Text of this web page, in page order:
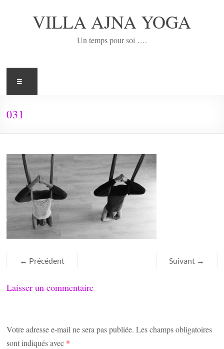
VILLA AJNA YOGA
Un temps pour soi ….
031
← Précédent Suivant →
Laisser un commentaire
Votre adresse e-mail ne sera pas publiée. Les champs obligatoires
sont indiqués avec *